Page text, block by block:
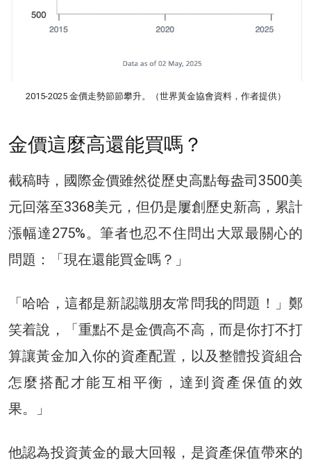
2015-2025 金價走勢節節攀升。（世界黃金協會資料，作者提供）
金價這麼高還能買嗎？
截稿時，國際金價雖然從歷史高點每盎司3500美
元回落至3368美元，但仍是屢創歷史新高，累計
漲幅達275%。筆者也忍不住問出大眾最關心的
問題：「現在還能買金嗎？」
「哈哈，這都是新認識朋友常問我的問題！」鄭
笑着說，「重點不是金價高不高，而是你打不打
算讓黃金加入你的資產配置，以及整體投資組合
怎麼搭配才能互相平衡，達到資產保值的效
果。」
他認為投資黃金的最大回報，是資產保值帶來的